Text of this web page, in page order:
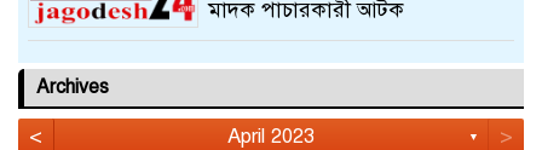
মাদক পাচারকারী আটক
Archives
< April 2023 ▼ >